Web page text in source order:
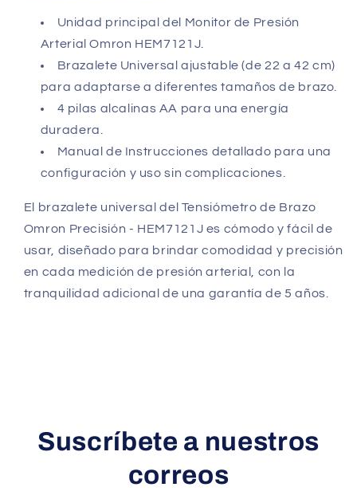
Unidad principal del Monitor de Presión
Arterial Omron HEM7121J.
Brazalete Universal ajustable (de 22 a 42 cm)
para adaptarse a diferentes tamaños de brazo.
4 pilas alcalinas AA para una energía
duradera.
Manual de Instrucciones detallado para una
configuración y uso sin complicaciones.
El brazalete universal del Tensiómetro de Brazo
Omron Precisión - HEM7121J es cómodo y fácil de
usar, diseñado para brindar comodidad y precisión
en cada medición de presión arterial, con la
tranquilidad adicional de una garantía de 5 años.
Suscríbete a nuestros
correos